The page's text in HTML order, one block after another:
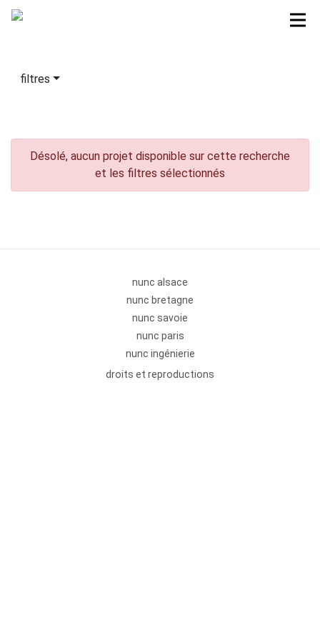
filtres
Désolé, aucun projet disponible sur cette recherche
et les filtres sélectionnés
nunc alsace
nunc bretagne
nunc savoie
nunc paris
nunc ingénierie
droits et reproductions